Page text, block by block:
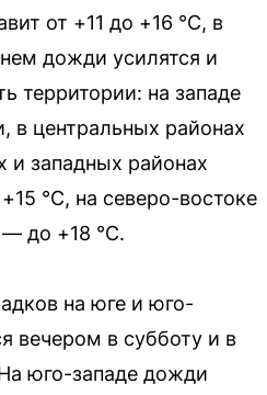
от +11 до +16 °C, в
дожди усилятся и
территории: на западе
в центральных районах
западных районах
°C, на северо-востоке
до +18 °C.
на юге и юго-
вечером в субботу и в
юго-западе дожди